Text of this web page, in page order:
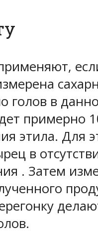
голов в
примерно
этила. Для
в
. Затем